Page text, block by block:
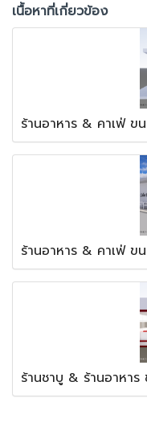
เนื้อหาที่เกี่ยวข้อง
ร้านอาหาร & คาเฟ่
ร้านอาหาร & คาเฟ่
ร้านชาบู & ร้านอาหา